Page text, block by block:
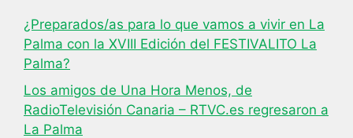
¿Preparados/as para lo que vamos a vivir en La
Palma con la XVIII Edición del FESTIVALITO La
Palma?
Los amigos de Una Hora Menos, de
RadioTelevisión Canaria – RTVC.es regresaron a
La Palma